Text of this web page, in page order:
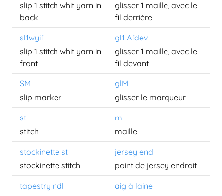
slip 1 stitch whit yarn in
back
glisser 1 maille, avec le
fil derrière
sl1wyif
gl1 Afdev
slip 1 stitch whit yarn in
front
glisser 1 maille, avec le
fil devant
SM
glM
slip marker
glisser le marqueur
st
m
stitch
maille
stockinette st
jersey end
stockinette stitch
point de jersey endroit
tapestry ndl
aig à laine